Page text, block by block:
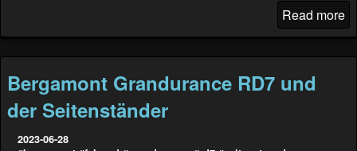
Read more
Bergamont Grandurance RD7 und
der Seitenständer
2023-06-28